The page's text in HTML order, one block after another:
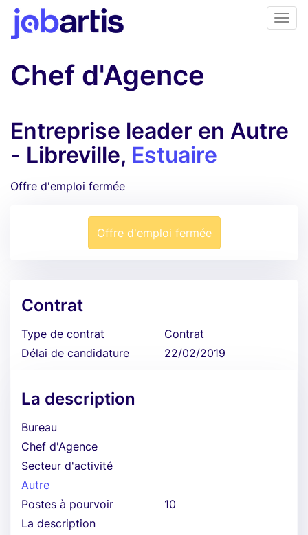
Chef d'Agence
Entreprise leader en Autre
- Libreville, Estuaire
Offre d'emploi fermée
Offre d'emploi fermée
Contrat
Type de contrat
Contrat
Délai de candidature
22/02/2019
La description
Bureau
Chef d'Agence
Secteur d'activité
Autre
Postes à pourvoir
10
La description